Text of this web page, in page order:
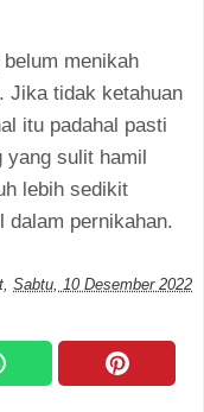
menikah
Jika tidak ketahuan
itu padahal pasti
yang sulit hamil
lebih sedikit
dalam pernikahan.
Sabtu, 10 Desember 2022